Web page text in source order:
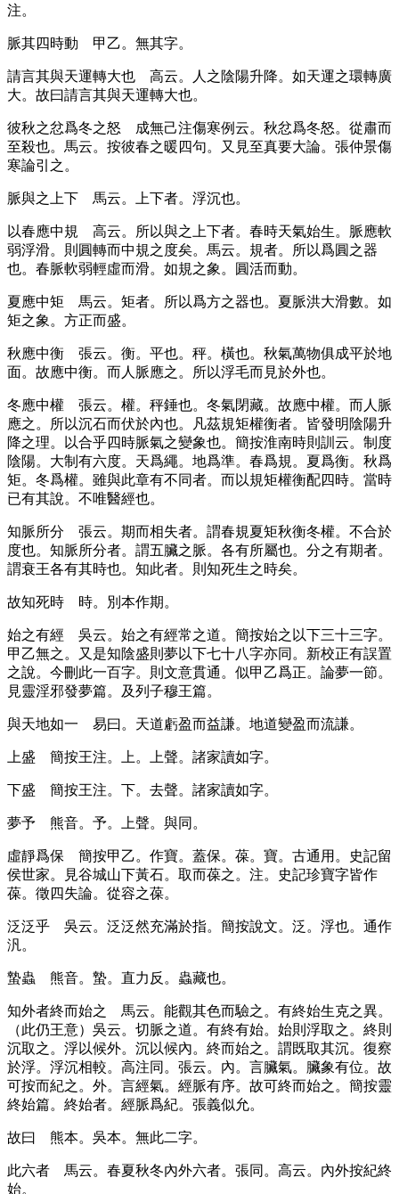
注。
脈其四時動 甲乙。無其字。
請言其與天運轉大也 高云。人之陰陽升降。如天運之環轉廣
大。故曰請言其與天運轉大也。
彼秋之忿爲冬之怒 成無己注傷寒例云。秋忿爲冬怒。從肅而
至殺也。馬云。按彼春之暖四句。又見至真要大論。張仲景傷
寒論引之。
脈與之上下 馬云。上下者。浮沉也。
以春應中規
高云。所以與之上下者。春時天氣始生。脈應軟
弱浮滑。則圓轉而中規之度矣。馬云。規者。所以爲圓之器
也。春脈軟弱輕虛而滑。如規之象。圓活而動。
夏應中矩 馬云。矩者。所以爲方之器也。夏脈洪大滑數。如
矩之象。方正而盛。
秋應中衡 張云。衡。平也。秤。橫也。秋氣萬物俱成平於地
面。故應中衡。而人脈應之。所以浮毛而見於外也。
冬應中權 張云。權。秤錘也。冬氣閉藏。故應中權。而人脈
應之。所以沉石而伏於內也。凡茲規矩權衡者。皆發明陰陽升
降之理。以合乎四時脈氣之變象也。簡按淮南時則訓云。制度
陰陽。大制有六度。天爲繩。地爲準。春爲規。夏爲衡。秋爲
矩。冬爲權。雖與此章有不同者。而以規矩權衡配四時。當時
已有其說。不唯醫經也。
知脈所分 張云。期而相失者。謂春規夏矩秋衡冬權。不合於
度也。知脈所分者。謂五臟之脈。各有所屬也。分之有期者。
謂衰王各有其時也。知此者。則知死生之時矣。
故知死時 時。別本作期。
始之有經 吳云。始之有經常之道。簡按始之以下三十三字。
甲乙無之。又是知陰盛則夢以下七十八字亦同。新校正有誤置
之說。今刪此一百字。則文意貫通。似甲乙爲正。論夢一節。
見靈淫邪發夢篇。及列子穆王篇。
與天地如一 易曰。天道虧盈而益謙。地道變盈而流謙。
上盛 簡按王注。上。上聲。諸家讀如字。
下盛 簡按王注。下。去聲。諸家讀如字。
夢予 熊音。予。上聲。與同。
虛靜爲保 簡按甲乙。作寶。蓋保。葆。寶。古通用。史記留
侯世家。見谷城山下黃石。取而葆之。注。史記珍寶字皆作
葆。徵四失論。從容之葆。
泛泛乎 吳云。泛泛然充滿於指。簡按說文。泛。浮也。通作
汎。
蟄蟲 熊音。蟄。直力反。蟲藏也。
知外者終而始之
馬云。能觀其色而驗之。有終始生克之異。
（此仍王意） 吳云。切脈之道。有終有始。始則浮取之。終則
沉取之。浮以候外。沉以候內。終而始之。謂既取其沉。復察
於浮。浮沉相較。高注同。張云。內。言臟氣。臟象有位。故
可按而紀之。外。言經氣。經脈有序。故可終而始之。簡按靈
終始篇。終始者。經脈爲紀。張義似允。
故曰 熊本。吳本。無此二字。
此六者 馬云。春夏秋冬內外六者。張同。高云。內外按紀終
始。